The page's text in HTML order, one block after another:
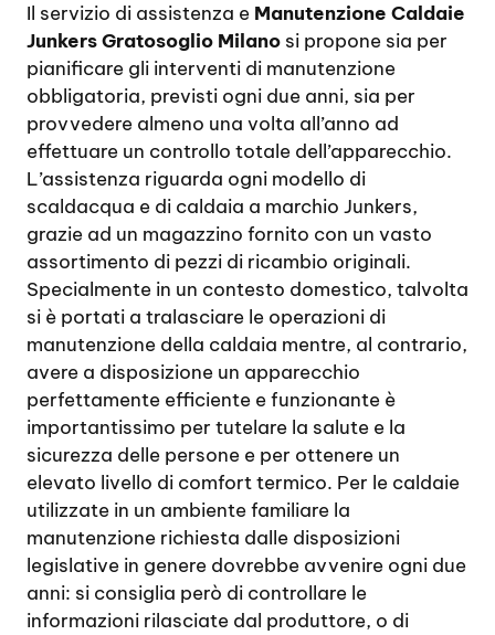
Il servizio di assistenza e Manutenzione Caldaie
Junkers Gratosoglio Milano si propone sia per
pianificare gli interventi di manutenzione
obbligatoria, previsti ogni due anni, sia per
provvedere almeno una volta all’anno ad
effettuare un controllo totale dell’apparecchio.
L’assistenza riguarda ogni modello di
scaldacqua e di caldaia a marchio Junkers,
grazie ad un magazzino fornito con un vasto
assortimento di pezzi di ricambio originali.
Specialmente in un contesto domestico, talvolta
si è portati a tralasciare le operazioni di
manutenzione della caldaia mentre, al contrario,
avere a disposizione un apparecchio
perfettamente efficiente e funzionante è
importantissimo per tutelare la salute e la
sicurezza delle persone e per ottenere un
elevato livello di comfort termico. Per le caldaie
utilizzate in un ambiente familiare la
manutenzione richiesta dalle disposizioni
legislative in genere dovrebbe avvenire ogni due
anni: si consiglia però di controllare le
informazioni rilasciate dal produttore, o di